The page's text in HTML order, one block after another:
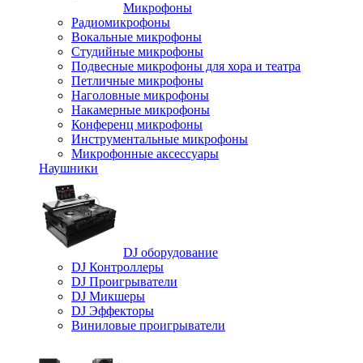
Микрофоны
Радиомикрофоны
Вокальные микрофоны
Студийные микрофоны
Подвесные микрофоны для хора и театра
Петличные микрофоны
Наголовные микрофоны
Накамерные микрофоны
Конференц микрофоны
Инструментальные микрофоны
Микрофонные аксессуары
Наушники
DJ оборудование
DJ Контроллеры
DJ Проигрыватели
DJ Микшеры
DJ Эффекторы
Виниловые проигрыватели